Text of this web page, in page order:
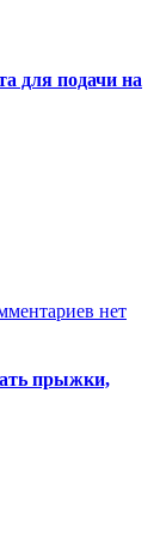
для подачи на
нет
прыжки,